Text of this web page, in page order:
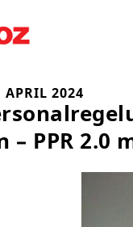
APRIL 2024
– PPR 2.0